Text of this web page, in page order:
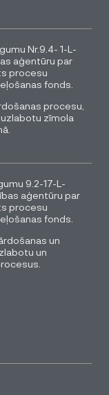
Nr.9.4- 1-L-
aģentūru par
procesu
fonds.
procesu,
zīmola
9.2-17-L-
aģentūru par
procesu
fonds.
un
un